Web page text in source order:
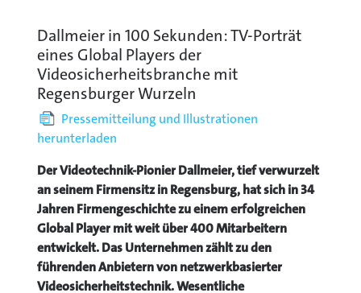
Dallmeier in 100 Sekunden: TV-Porträt
eines Global Players der
Videosicherheitsbranche mit
Regensburger Wurzeln
Pressemitteilung und Illustrationen
herunterladen
Der Videotechnik-Pionier Dallmeier, tief verwurzelt
an seinem Firmensitz in Regensburg, hat sich in 34
Jahren Firmengeschichte zu einem erfolgreichen
Global Player mit weit über 400 Mitarbeitern
entwickelt. Das Unternehmen zählt zu den
führenden Anbietern von netzwerkbasierter
Videosicherheitstechnik. Wesentliche